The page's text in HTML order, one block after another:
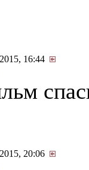
16:44
20:06